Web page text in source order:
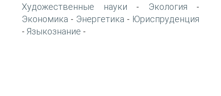
Художественные науки - Экология -
Экономика - Энергетика - Юриспруденция
- Языкознание -